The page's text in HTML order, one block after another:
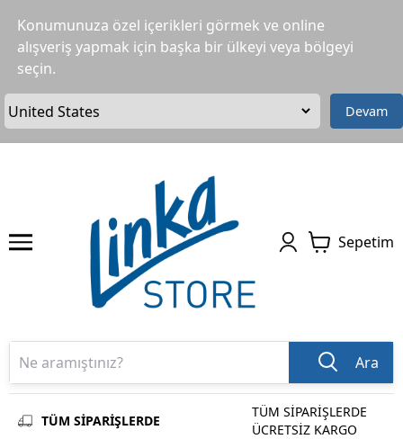
Konumunuza özel içerikleri görmek ve online
alışveriş yapmak için başka bir ülkeyi veya bölgeyi
seçin.
Devam
Sepetim
Ara
TÜM SİPARİŞLERDE
TÜM SİPARİŞLERDE
ÜCRETSİZ KARGO